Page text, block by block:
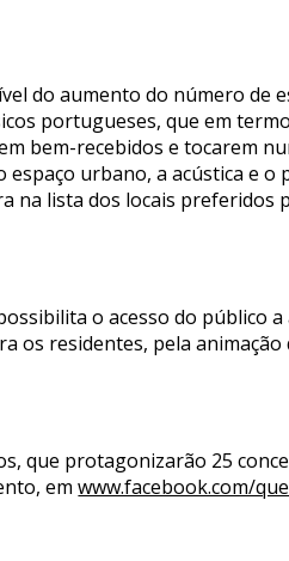
do aumento do número de
portugueses, que em
bem-recebidos e tocarem
urbano, a acústica e o
na lista dos locais preferidos
o acesso do público
os residentes, pela
que protagonizarão 25
emwww.facebook.com/